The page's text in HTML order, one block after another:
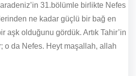
31.bölümle birlikte Nefes
ne kadar güçlü bir bağ en
aşk olduğunu gördük. Artık Tahir’in
o da Nefes. Heyt maşallah, allah